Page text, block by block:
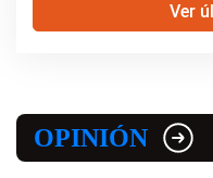
Ver
OPINIÓN